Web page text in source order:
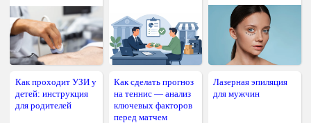
Как проходит УЗИ у
детей: инструкция
для родителей
Как сделать прогноз
на теннис — анализ
ключевых факторов
перед матчем
Лазерная эпиляция
для мужчин